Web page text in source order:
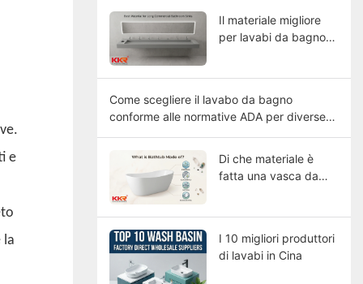
e
la
Il materiale migliore
per lavabi da bagno
Come scegliere il lavabo da bagno
conforme alle normative ADA per diverse
Di che materiale è
fatta una vasca da
I 10 migliori produttori
di lavabi in Cina